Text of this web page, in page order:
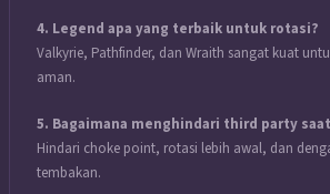
4. Legend apa yang terbaik untuk rotasi?
Valkyrie, Pathfinder, dan Wraith sangat kuat
aman.
5. Bagaimana menghindari third party
Hindari choke point, rotasi lebih awal, dan
tembakan.